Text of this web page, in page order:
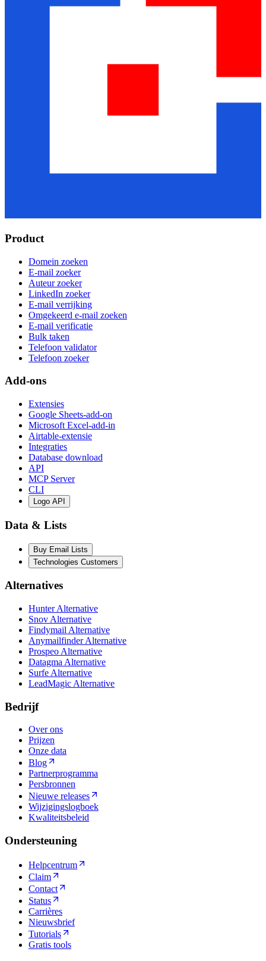
Product
Domein zoeken
E-mail zoeker
Auteur zoeker
LinkedIn zoeker
E-mail verrijking
Omgekeerd e-mail zoeken
E-mail verificatie
Bulk taken
Telefoon validator
Telefoon zoeker
Add-ons
Extensies
Google Sheets-add-on
Microsoft Excel-add-in
Airtable-extensie
Integraties
Database download
API
MCP Server
CLI
Logo API
Data & Lists
Buy Email Lists
Technologies Customers
Alternatives
Hunter Alternative
Snov Alternative
Findymail Alternative
Anymailfinder Alternative
Prospeo Alternative
Datagma Alternative
Surfe Alternative
LeadMagic Alternative
Bedrijf
Over ons
Prijzen
Onze data
Blog
Partnerprogramma
Persbronnen
Nieuwe releases
Wijzigingslogboek
Kwaliteitsbeleid
Ondersteuning
Helpcentrum
Claim
Contact
Status
Carrières
Nieuwsbrief
Tutorials
Gratis tools